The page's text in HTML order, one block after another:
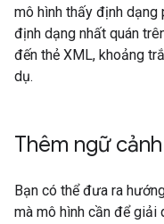
mô hình thấy định dạng
định dạng nhất quán
đến thẻ XML, khoảng
dụ.
Thêm ngữ cảnh
Bạn có thể đưa ra
mà mô hình cần để giải